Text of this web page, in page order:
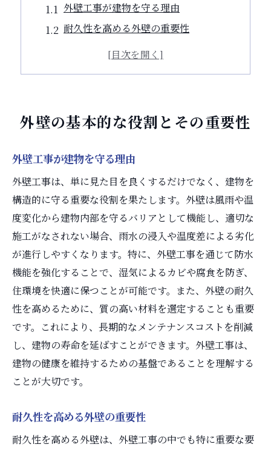
外壁工事が建物を守る理由
耐久性を高める外壁の重要性
外壁工事で美観を保つ方法
外壁工事のポイントとは何か
外壁工事で失敗しないための秘訣
外壁工事の重要なチェックポイント
外壁工事を成功させるための秘訣
外壁工事で注意すべき施工のポイント
外壁工事の基本と成功の秘訣
外壁の種類とその選び方
外壁工事で選ぶべき素材とは
外壁の種類別メリットとデメリット
外壁工事の選び方ガイド
外壁素材の選定ポイント
外壁工事でおすすめの素材選び
外壁リフォームで家を守る方法
外壁工事で家の耐久性を向上
外壁の基本的な役割とその重要性
外壁工事が建物を守る理由
外壁工事は、単に見た目を良くするだけでなく、建物を
構造的に守る重要な役割を果たします。外壁は風雨や温
度変化から建物内部を守るバリアとして機能し、適切な
施工がなされない場合、雨水の浸入や温度差による劣化
が進行しやすくなります。特に、外壁工事を通じて防水
機能を強化することで、湿気によるカビや腐食を防ぎ、
住環境を快適に保つことが可能です。また、外壁の耐久
性を高めるために、質の高い材料を選定することも重要
です。これにより、長期的なメンテナンスコストを削減
し、建物の寿命を延ばすことができます。外壁工事は、
建物の健康を維持するための基盤であることを理解する
ことが大切です。
耐久性を高める外壁の重要性
耐久性を高める外壁は、外壁工事の中でも特に重要な要